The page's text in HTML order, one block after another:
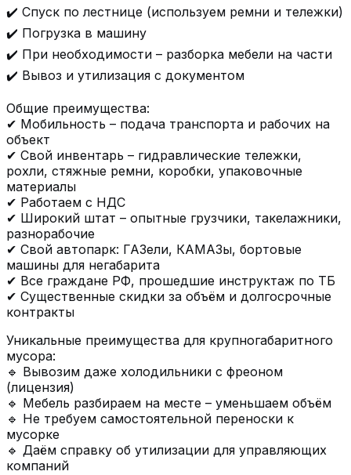
✔️ Спуск по лестнице (используем ремни и тележки)
✔️ Погрузка в машину
✔️ При необходимости – разборка мебели на части
✔️ Вывоз и утилизация с документом
Общие преимущества:
✔ Мобильность – подача транспорта и рабочих на
объект
✔ Свой инвентарь – гидравлические тележки,
рохли, стяжные ремни, коробки, упаковочные
материалы
✔ Работаем с НДС
✔ Широкий штат – опытные грузчики, такелажники,
разнорабочие
✔ Свой автопарк: ГАЗели, КАМАЗы, бортовые
машины для негабарита
✔ Все граждане РФ, прошедшие инструктаж по ТБ
✔ Существенные скидки за объём и долгосрочные
контракты
Уникальные преимущества для крупногабаритного
мусора:
🔹 Вывозим даже холодильники с фреоном
(лицензия)
🔹 Мебель разбираем на месте – уменьшаем объём
🔹 Не требуем самостоятельной переноски к
мусорке
🔹 Даём справку об утилизации для управляющих
компаний